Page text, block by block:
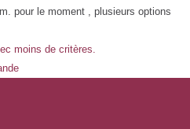
pour le moment , plusieurs options
moins de critères.